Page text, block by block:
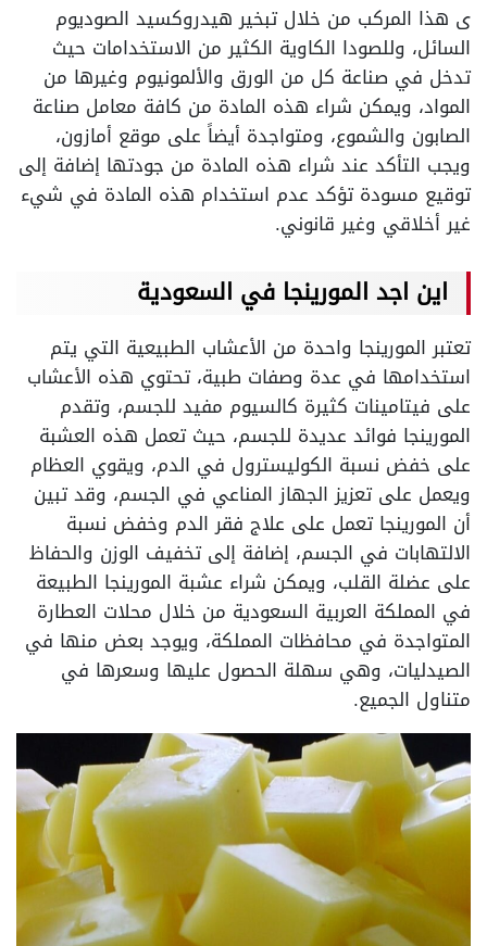
ى هذا المركب من خلال تبخير هيدروكسيد الصوديوم
السائل، وللصودا الكاوية الكثير من الاستخدامات حيث
تدخل في صناعة كل من الورق والألمونيوم وغيرها من
المواد، ويمكن شراء هذه المادة من كافة معامل صناعة
الصابون والشموع، ومتواجدة أيضاً على موقع أمازون،
ويجب التأكد عند شراء هذه المادة من جودتها إضافة إلى
توقيع مسودة تؤكد عدم استخدام هذه المادة في شيء
غير أخلاقي وغير قانوني.
اين اجد المورينجا في السعودية
تعتبر المورينجا واحدة من الأعشاب الطبيعية التي يتم
استخدامها في عدة وصفات طبية، تحتوي هذه الأعشاب
على فيتامينات كثيرة كالسيوم مفيد للجسم، وتقدم
المورينجا فوائد عديدة للجسم، حيث تعمل هذه العشبة
على خفض نسبة الكوليسترول في الدم، ويقوي العظام
ويعمل على تعزيز الجهاز المناعي في الجسم، وقد تبين
أن المورينجا تعمل على علاج فقر الدم وخفض نسبة
الالتهابات في الجسم، إضافة إلى تخفيف الوزن والحفاظ
على عضلة القلب، ويمكن شراء عشبة المورينجا الطبيعة
في المملكة العربية السعودية من خلال محلات العطارة
المتواجدة في محافظات المملكة، ويوجد بعض منها في
الصيدليات، وهي سهلة الحصول عليها وسعرها في
متناول الجميع.